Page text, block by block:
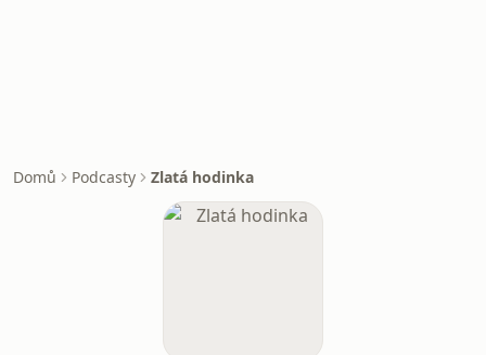
Domů Podcasty Zlatá hodinka